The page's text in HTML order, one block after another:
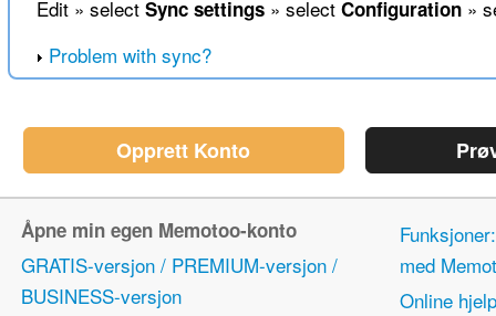
Edit » select Sync settings» select Configuration»
Problem with sync?
Opprett Konto
Åpne min egen Memotoo-konto
GRATIS-versjon / PREMIUM-versjon /
BUSINESS-versjon
med
Online hjelp